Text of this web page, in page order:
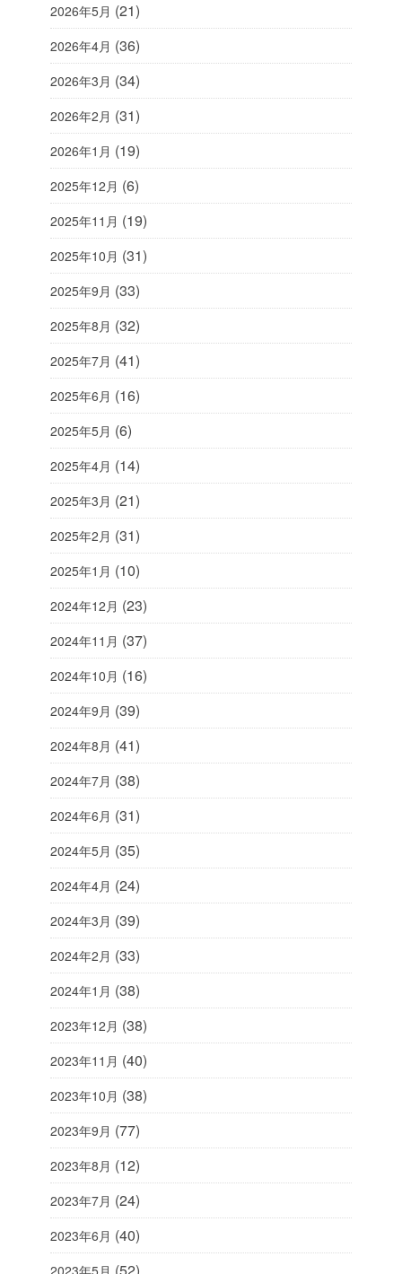
2026年5月 (21)
2026年4月 (36)
2026年3月 (34)
2026年2月 (31)
2026年1月 (19)
2025年12月 (6)
2025年11月 (19)
2025年10月 (31)
2025年9月 (33)
2025年8月 (32)
2025年7月 (41)
2025年6月 (16)
2025年5月 (6)
2025年4月 (14)
2025年3月 (21)
2025年2月 (31)
2025年1月 (10)
2024年12月 (23)
2024年11月 (37)
2024年10月 (16)
2024年9月 (39)
2024年8月 (41)
2024年7月 (38)
2024年6月 (31)
2024年5月 (35)
2024年4月 (24)
2024年3月 (39)
2024年2月 (33)
2024年1月 (38)
2023年12月 (38)
2023年11月 (40)
2023年10月 (38)
2023年9月 (77)
2023年8月 (12)
2023年7月 (24)
2023年6月 (40)
2023年5月 (52)